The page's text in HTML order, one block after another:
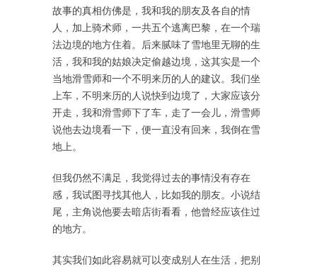
故事的真相仿佛是，我和我的朋友及各自的情
人，加上骑术师，一共五个逃离巴黎，在一个瑞
法边境的地方住着。后来腻味了雪地里无聊的生
活，我和我的姑娘决定偷越边境，这其实是一个
当地滑雪师和一个不明来历的人的建议。我们坐
上车，不明来历的人说快到边境了，大家应该分
开走，我和滑雪师下了车，走了一会儿，滑雪师
说他去边境看一下，便一直没有回来，我倒在雪
地上。
但我仍然不满足，我觉得过去的事情没有存在
感，我试图寻找其他人，比如我的朋友。小说结
尾，主角说他要去暗店街看看，他曾经应该住过
的地方。
其实我们如此容易就可以变成别人在生活，把别